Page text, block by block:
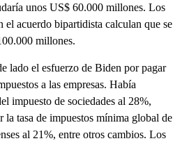
unos US$ 60.000 millones. Los
el acuerdo bipartidista calculan que se
millones.
lado el esfuerzo de Biden por pagar
a las empresas. Había
impuesto de sociedades al 28%,
la tasa de impuestos mínima global de
al 21%, entre otros cambios. Los